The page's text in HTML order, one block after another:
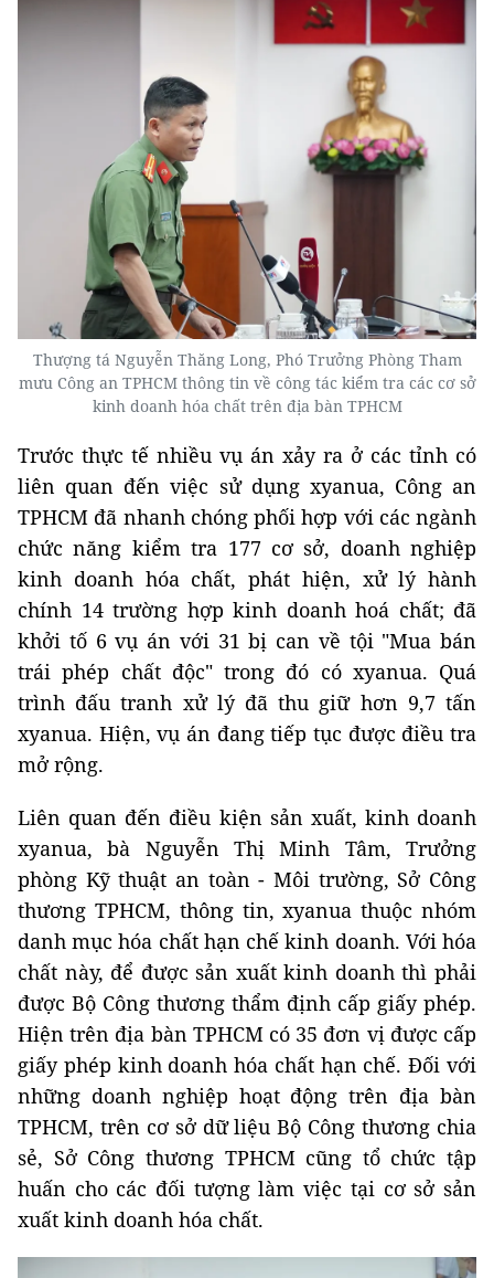
Thượng tá Nguyễn Thăng Long, Phó Trưởng Phòng Tham
mưu Công an TPHCM thông tin về công tác kiểm tra các cơ sở
kinh doanh hóa chất trên địa bàn TPHCM
Trước thực tế nhiều vụ án xảy ra ở các tỉnh có
liên quan đến việc sử dụng xyanua, Công an
TPHCM đã nhanh chóng phối hợp với các ngành
chức năng kiểm tra 177 cơ sở, doanh nghiệp
kinh doanh hóa chất, phát hiện, xử lý hành
chính 14 trường hợp kinh doanh hoá chất; đã
khởi tố 6 vụ án với 31 bị can về tội "Mua bán
trái phép chất độc" trong đó có xyanua. Quá
trình đấu tranh xử lý đã thu giữ hơn 9,7 tấn
xyanua. Hiện, vụ án đang tiếp tục được điều tra
mở rộng.
Liên quan đến điều kiện sản xuất, kinh doanh
xyanua, bà Nguyễn Thị Minh Tâm, Trưởng
phòng Kỹ thuật an toàn - Môi trường, Sở Công
thương TPHCM, thông tin, xyanua thuộc nhóm
danh mục hóa chất hạn chế kinh doanh. Với hóa
chất này, để được sản xuất kinh doanh thì phải
được Bộ Công thương thẩm định cấp giấy phép.
Hiện trên địa bàn TPHCM có 35 đơn vị được cấp
giấy phép kinh doanh hóa chất hạn chế. Đối với
những doanh nghiệp hoạt động trên địa bàn
TPHCM, trên cơ sở dữ liệu Bộ Công thương chia
sẻ, Sở Công thương TPHCM cũng tổ chức tập
huấn cho các đối tượng làm việc tại cơ sở sản
xuất kinh doanh hóa chất.